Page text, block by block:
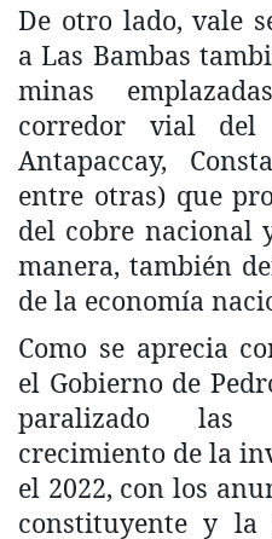
De otro lado, vale
a Las Bambas
minas
corredor vial del
Antapaccay,
entre otras) que
del cobre nacional
manera, también
de la economía
Como se aprecia
el Gobierno de
paralizado las
crecimiento de la
el 2022, con los
constituyente y la